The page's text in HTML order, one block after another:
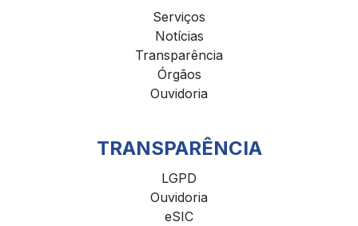
Serviços
Notícias
Transparência
Órgãos
Ouvidoria
TRANSPARÊNCIA
LGPD
Ouvidoria
eSIC